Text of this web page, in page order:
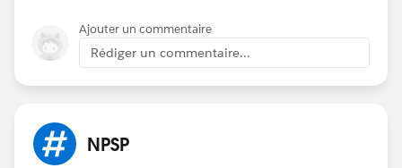
Ajouter un commentaire
Rédiger un commentaire...
NPSP